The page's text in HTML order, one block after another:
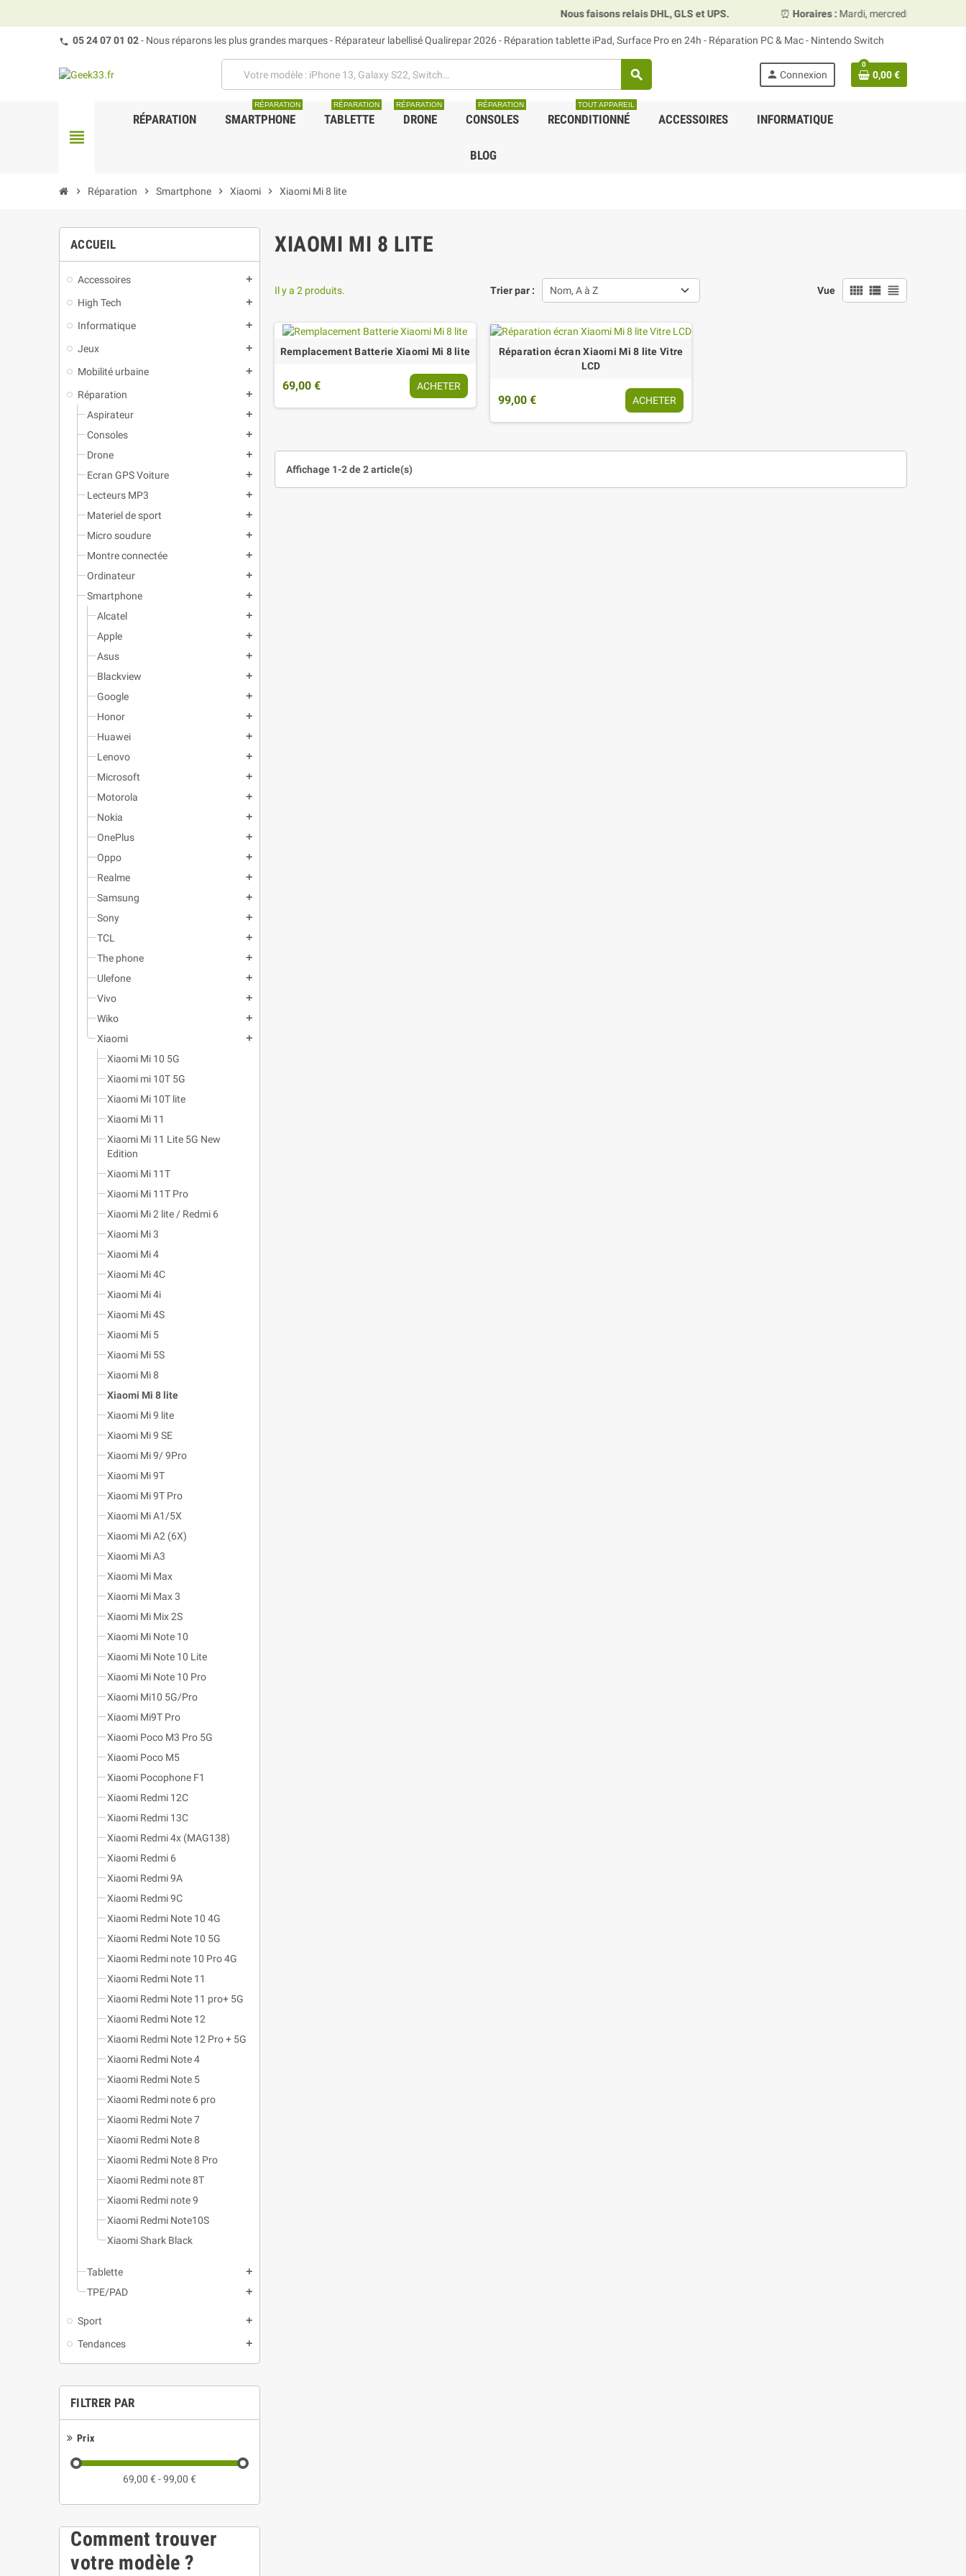
Nous faisons relais DHL, GLS et UPS. ⏰Horaires : Mardi, mercredi et vendredi 10h00–13h30
05 24 07 01 02- Nous réparons les plus grandes marques - Réparateur labellisé Qualirepar 2026 - Réparation tablette iPad, Surface Pro en 24h - Réparation PC & Mac - Nintendo Switch
search person Connexion
0
0,00 €
view_headline
RÉPARATION SMARTPHONE
RÉPARATION
TABLETTE
RÉPARATION
DRONE
RÉPARATION
CONSOLES
RÉPARATION
RECONDITIONNÉ
TOUT APPAREIL
ACCESSOIRES INFORMATIQUE
BLOG
chevron_right Réparation chevron_right Smartphone chevron_right Xiaomi chevron_right Xiaomi Mi 8 lite
ACCUEIL
Accessoires add
High Tech add
Informatique add
Jeux add
Mobilité urbaine add
Réparation add
Aspirateur add
Consoles add
Drone add
Ecran GPS Voiture add
Lecteurs MP3 add
Materiel de sport add
Micro soudure add
Montre connectée add
Ordinateur add
Smartphone add
Alcatel add
Apple add
Asus add
Blackview add
Google add
Honor add
Huawei add
Lenovo add
Microsoft add
Motorola add
Nokia add
OnePlus add
Oppo add
Realme add
Samsung add
Sony add
TCL add
The phone add
Ulefone add
Vivo add
Wiko add
Xiaomi add
Xiaomi Mi 10 5G
Xiaomi mi 10T 5G
Xiaomi Mi 10T lite
Xiaomi Mi 11
Xiaomi Mi 11 Lite 5G New
Edition
Xiaomi Mi 11T
Xiaomi Mi 11T Pro
Xiaomi Mi 2 lite / Redmi 6
Xiaomi Mi 3
Xiaomi Mi 4
Xiaomi Mi 4C
Xiaomi Mi 4i
Xiaomi Mi 4S
Xiaomi Mi 5
Xiaomi Mi 5S
Xiaomi Mi 8
Xiaomi Mi 8 lite
Xiaomi Mi 9 lite
Xiaomi Mi 9 SE
Xiaomi Mi 9/ 9Pro
Xiaomi Mi 9T
Xiaomi Mi 9T Pro
Xiaomi Mi A1/5X
Xiaomi Mi A2 (6X)
Xiaomi Mi A3
Xiaomi Mi Max
Xiaomi Mi Max 3
Xiaomi Mi Mix 2S
Xiaomi Mi Note 10
Xiaomi Mi Note 10 Lite
Xiaomi Mi Note 10 Pro
Xiaomi Mi10 5G/Pro
Xiaomi Mi9T Pro
Xiaomi Poco M3 Pro 5G
Xiaomi Poco M5
Xiaomi Pocophone F1
Xiaomi Redmi 12C
Xiaomi Redmi 13C
Xiaomi Redmi 4x (MAG138)
Xiaomi Redmi 6
Xiaomi Redmi 9A
Xiaomi Redmi 9C
Xiaomi Redmi Note 10 4G
Xiaomi Redmi Note 10 5G
Xiaomi Redmi note 10 Pro 4G
Xiaomi Redmi Note 11
Xiaomi Redmi Note 11 pro+ 5G
Xiaomi Redmi Note 12
Xiaomi Redmi Note 12 Pro + 5G
Xiaomi Redmi Note 4
Xiaomi Redmi Note 5
Xiaomi Redmi note 6 pro
Xiaomi Redmi Note 7
Xiaomi Redmi Note 8
Xiaomi Redmi Note 8 Pro
Xiaomi Redmi note 8T
Xiaomi Redmi note 9
Xiaomi Redmi Note10S
Xiaomi Shark Black
Tablette add
TPE/PAD add
Sport add
Tendances add
FILTRER PAR
Prix
69,00 € - 99,00 €
Comment trouver
votre modèle ?
XIAOMI MI 8 LITE
Trier par : Nom, A à Z Vue view_comfy view_list view_headline
Il y a 2 produits.
Remplacement Batterie Xiaomi Mi 8 lite
69,00 € ACHETER
Réparation écran Xiaomi Mi 8 lite Vitre
LCD
99,00 € ACHETER
Affichage 1-2 de 2 article(s)